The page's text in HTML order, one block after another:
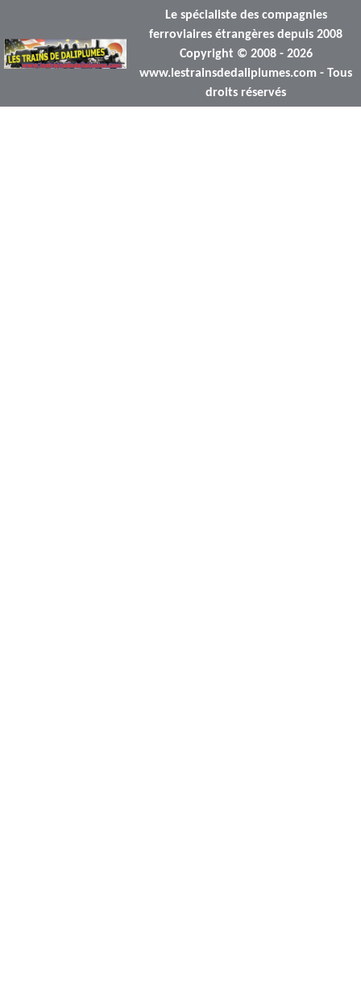
Le spécialiste des compagnies
ferroviaires étrangères depuis 2008
Copyright © 2008 - 2026
www.lestrainsdedaliplumes.com - Tous
droits réservés